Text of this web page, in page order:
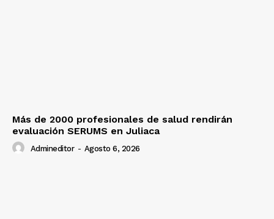
Más de 2000 profesionales de salud rendirán
evaluación SERUMS en Juliaca
Admineditor - Agosto 6, 2026